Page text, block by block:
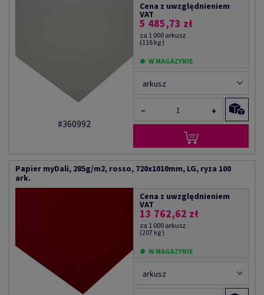
#360992
Cena z uwzględnieniem
VAT
5 485,73 zł
za 1 000 arkusz
(116 kg )
W MAGAZYNIE
arkusz
− +
Papier myDali, 285g/m2, rosso, 720x1010mm, LG, ryza 100
ark.
Cena z uwzględnieniem
VAT
13 762,62 zł
za 1 000 arkusz
(207 kg )
W MAGAZYNIE
arkusz